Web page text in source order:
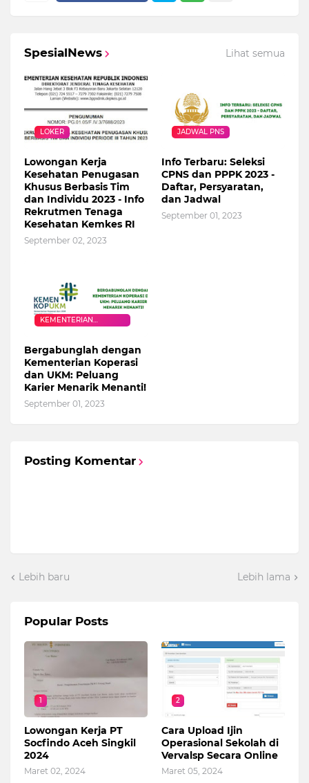
SpesialNews Lihat semua
LOKER
Lowongan Kerja
Kesehatan Penugasan
Khusus Berbasis Tim
dan Individu 2023 - Info
Rekrutmen Tenaga
Kesehatan Kemkes RI
September 02, 2023
JADWAL PNS
Info Terbaru: Seleksi
CPNS dan PPPK 2023 -
Daftar, Persyaratan,
dan Jadwal
September 01, 2023
KEMENTERIAN
Bergabunglah dengan
Kementerian Koperasi
dan UKM: Peluang
Karier Menarik Menanti!
September 01, 2023
Posting Komentar
Lebih baru Lebih lama
Popular Posts
1
Lowongan Kerja PT
Socfindo Aceh Singkil
2024
Maret 02, 2024
2
Cara Upload Ijin
Operasional Sekolah di
Vervalsp Secara Online
Maret 05, 2024